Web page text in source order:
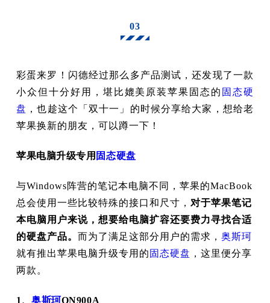
03
彩蛋来罗！ 闪德经过那么多产品测试，还发现了一款
小众但十分好用，堪比媲美原装苹果固态的 固态硬
盘 ，也趁这个「双十一」的时候分享给大家，想给老
苹果换新的朋友，可以蹲一下！
苹果电脑升级专用 固态硬盘
与Windows阵营的笔记本电脑不同，苹果的MacBook
总会使用一些比较特殊的接口和尺寸， 对于苹果笔记
本电脑用户来说，想要给电脑扩容还要费力寻找合适
的硬盘产品。而为了满足这部分用户的需求，奥斯珂
就有推出苹果电脑升级专用的 固态硬盘 ，这里便分享
两款。
1、奥斯珂ON900A